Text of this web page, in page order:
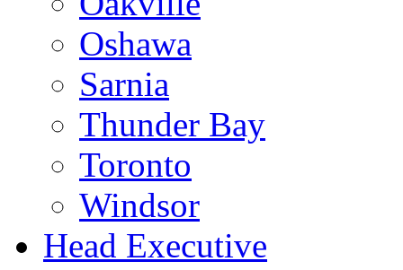
Oshawa
Sarnia
Thunder Bay
Toronto
Windsor
Head Executive